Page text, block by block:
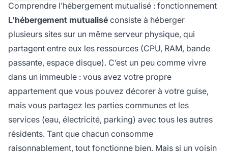
Comprendre l’hébergement mutualisé : fonctionnement
L’hébergement mutualisé consiste à héberger
plusieurs sites sur un même serveur physique, qui
partagent entre eux les ressources (CPU, RAM, bande
passante, espace disque). C’est un peu comme vivre
dans un immeuble : vous avez votre propre
appartement que vous pouvez décorer à votre guise,
mais vous partagez les parties communes et les
services (eau, électricité, parking) avec tous les autres
résidents. Tant que chacun consomme
raisonnablement, tout fonctionne bien. Mais si un voisin